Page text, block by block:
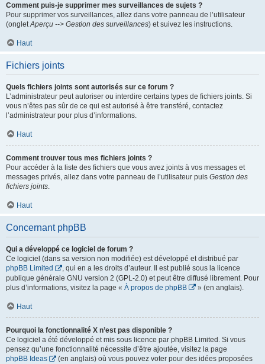
Comment puis-je supprimer mes surveillances de sujets ?
Pour supprimer vos surveillances, allez dans votre panneau de l’utilisateur
(ongletAperçu --> Gestion des surveillances) et suivez les instructions.
Haut
Fichiers joints
Quels fichiers joints sont autorisés sur ce forum ?
L’administrateur peut autoriser ou interdire certains types de fichiers joints. Si
vous n’êtes pas sûr de ce qui est autorisé à être transféré, contactez
l’administrateur pour plus d’informations.
Haut
Comment trouver tous mes fichiers joints ?
Pour accéder à la liste des fichiers que vous avez joints à vos messages et
messages privés, allez dans votre panneau de l’utilisateur puis Gestion des
fichiers joints.
Haut
Concernant phpBB
Qui a développé ce logiciel de forum ?
Ce logiciel (dans sa version non modifiée) est développé et distribué par
phpBB Limited
, qui en a les droits d’auteur. Il est publié sous la licence
publique générale GNU version 2 (GPL-2.0) et peut être diffusé librement. Pour
plus d’informations, visitez la page « À propos de phpBB » (en anglais).
Haut
Pourquoi la fonctionnalité X n’est pas disponible ?
Ce logiciel a été développé et mis sous licence par phpBB Limited. Si vous
pensez qu’une fonctionnalité nécessite d’être ajoutée, visitez la page
phpBB Ideas
(en anglais) où vous pouvez voter pour des idées proposées